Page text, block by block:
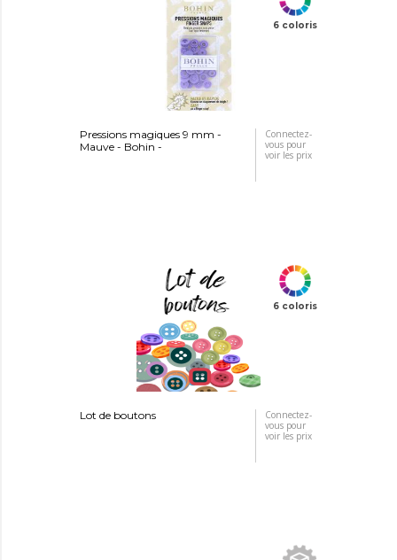
6 coloris
Pressions magiques 9 mm -
Mauve - Bohin -
Connectez-
vous pour
voir les prix
6 coloris
Lot de boutons
Connectez-
vous pour
voir les prix